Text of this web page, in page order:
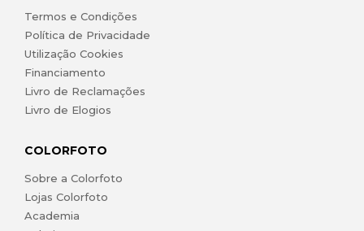
Termos e Condições
Política de Privacidade
Utilização Cookies
Financiamento
Livro de Reclamações
Livro de Elogios
COLORFOTO
Sobre a Colorfoto
Lojas Colorfoto
Academia